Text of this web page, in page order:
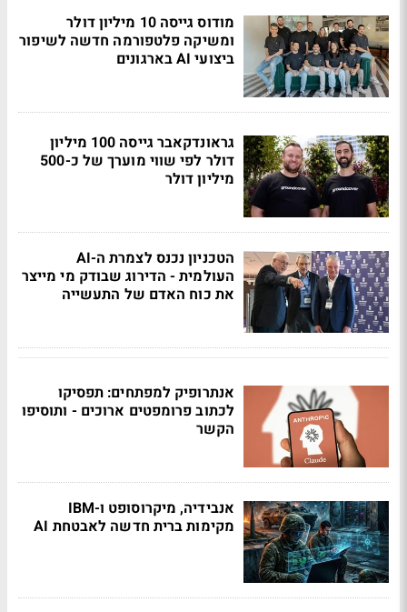
מודוס גייסה 10 מיליון דולר
ומשיקה פלטפורמה חדשה לשיפור
ביצועי AI בארגונים
גראונדקאבר גייסה 100 מיליון
דולר לפי שווי מוערך של כ-500
מיליון דולר
הטכניון נכנס לצמרת ה-AI
העולמית - הדירוג שבודק מי מייצר
את כוח האדם של התעשייה
אנתרופיק למפתחים: תפסיקו
לכתוב פרומפטים ארוכים - ותוסיפו
הקשר
אנבידיה, מיקרוסופט ו-IBM
מקימות ברית חדשה לאבטחת AI